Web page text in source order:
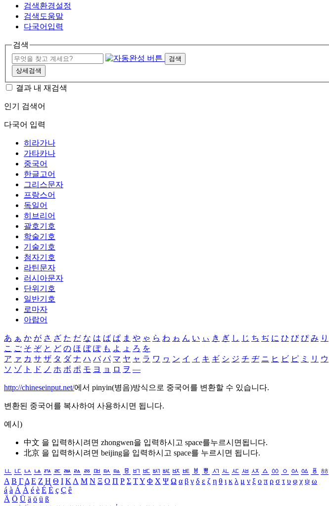
검색환경설정
검색도움말
다국어입력
검색
검색
상세검색
결과 내 재검색
인기 검색어
다국어 입력
히라가나
가타카나
중국어
한글고어
그리스문자
프랑스어
독일어
히브리어
괄호기호
학술기호
기술기호
첨자기호
라틴문자
러시아문자
단위기호
일반기호
로마자
아랍어
あ ぁ か が さ ざ た だ な は ば ぱ ま や ゃ ら わ ゎ ん い ぃ き ぎ し じ ち ぢ に ひ び ぴ み り
こ ご そ ぞ と ど の ほ ぼ ぽ も よ ょ ろ を
ア ァ カ サ ザ タ ダ ナ ハ バ パ マ ヤ ャ ラ ワ ヮ ン イ ィ キ ギ シ ジ チ ヂ ニ ヒ ビ ピ ミ リ ウ
ソ ゾ ト ド ノ ホ ボ ポ モ ヨ ョ ロ ヲ ―
http://chineseinput.net/에서 pinyin(병음)방식으로 중국어를 변환할 수 있습니다.
변환된 중국어를 복사하여 사용하시면 됩니다.
예시)
中文 을 입력하시려면 zhongwen을 입력하시고 space를누르시면됩니다.
北京 을 입력하시려면 beijing을 입력하시고 space를 누르시면 됩니다.
ㅥ ㅦ ㅧ ㅨ ㅩ ㅪ ㅫ ㅬ ㅭ ㅮ ㅯ ㅰ ㅱ ㅲ ㅳ ㅴ ㅵ ㅶ ㅷ ㅸ ㅹ ㅺ ㅻ ㅼ ㅽ ㅾ ㅿ ㆀ ㆁ ㆂ ㆃ ㆄ ㆅ
Α Β ΓΔ Ε Ζ Η Θ Ι ΚΛ Μ Ν Ξ Ο Π Ρ Σ ΤΥ Φ Χ Ψ Ω α β γ δ ε ζ η θ ι κ λ μ ν ξ ο π ρ σ τ υ φ χ ψ ω
á à Á À é è É È ç Ç ê
Ä Ö Ü ä ö ü ß